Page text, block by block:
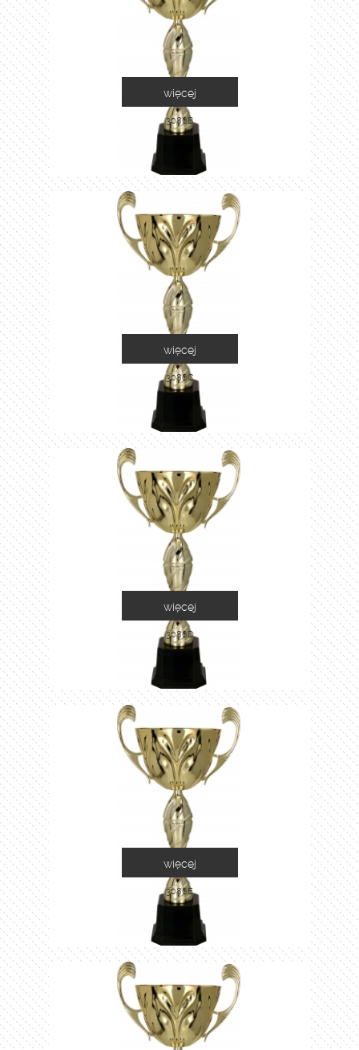
3086B
więcej
3086C
więcej
3086D
więcej
3086E
więcej